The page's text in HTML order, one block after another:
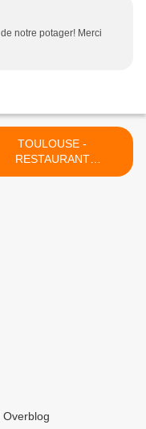
notre potager! Merci
TOULOUSE -
RESTAURANT
CUISINE